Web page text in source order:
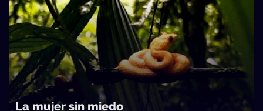
La mujer sin miedo